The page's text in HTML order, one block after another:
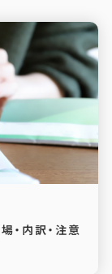
・内訳・注意